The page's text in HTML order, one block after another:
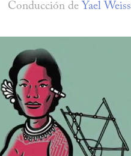
Conducción de Yael Weiss